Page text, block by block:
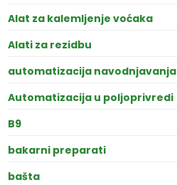
Alat za kalemljenje voćaka
Alati za rezidbu
automatizacija navodnjavanja
Automatizacija u poljoprivredi
B9
bakarni preparati
bašta